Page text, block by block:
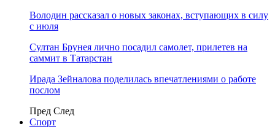
Володин рассказал о новых законах, вступающих в силу
с июля
Султан Брунея лично посадил самолет, прилетев на
саммит в Татарстан
Ирада Зейналова поделилась впечатлениями о работе
послом
Пред След
Спорт